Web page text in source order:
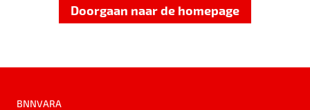
Doorgaan naar de homepage
BNNVARA